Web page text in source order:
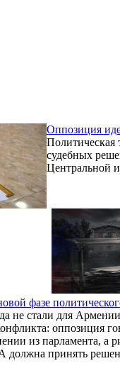
Оппозиция
Политическая
судебных
Центральной
фазе
не стали для
из парламента, а
должна принять